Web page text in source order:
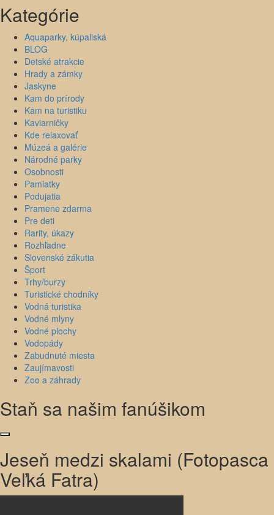
Kategórie
Aquaparky, kúpaliská
BLOG
Detské atrakcie
Hrady a zámky
Jaskyne
Kam do prírody
Kam na turistiku
Kaviarničky
Kde relaxovať
Múzeá a galérie
Národné parky
Osobnosti
Pamiatky
Podujatia
Pramene zdarma
Pre deti
Rarity, úkazy
Rozhľadne
Slovenské zákutia
Šport
Trhy/burzy
Turistické chodníky
Vodná turistika
Vodné mlyny
Vodné plochy
Vodopády
Zabudnuté miesta
Zaujímavosti
Zoo a záhrady
Staň sa našim fanúšikom
Jeseň medzi skalami (Fotopasca
Veľká Fatra)